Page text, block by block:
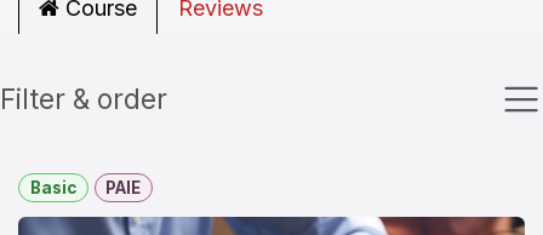
Course Reviews
Filter & order
Basic PAIE